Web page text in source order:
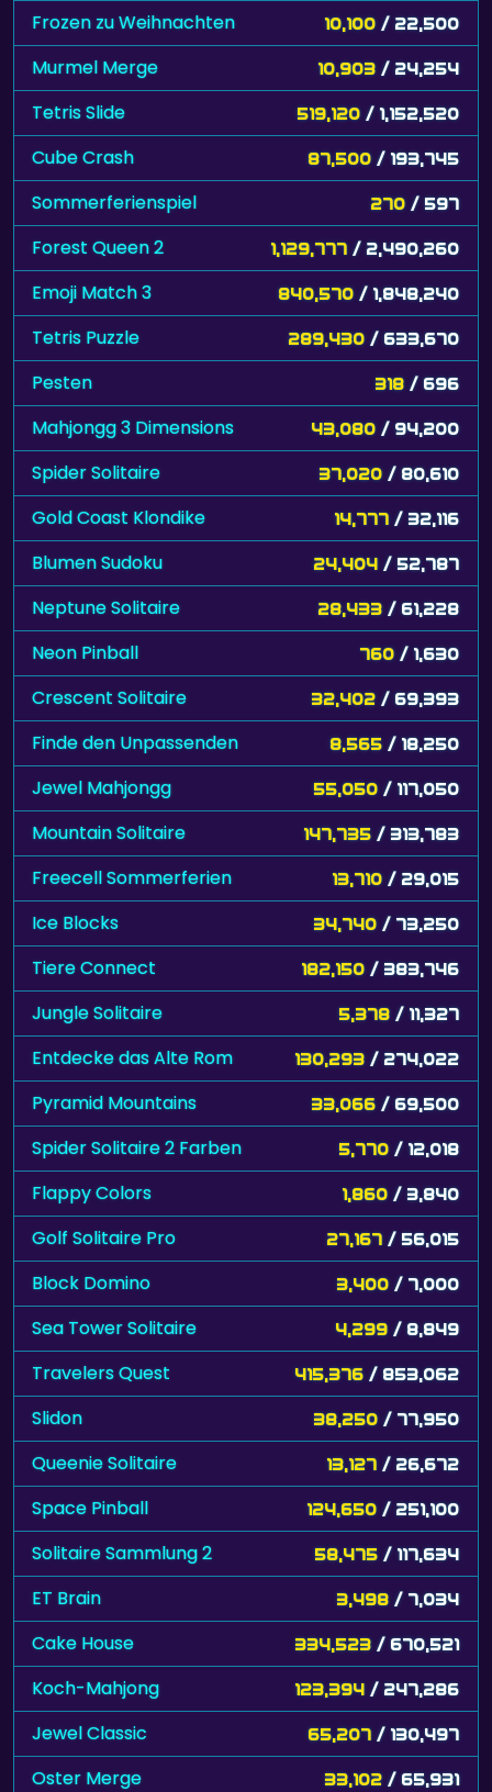
Frozen zu Weihnachten 10,100 / 22,500
Murmel Merge 10,903 / 24,254
Tetris Slide 519,120 / 1,152,520
Cube Crash 87,500 / 193,745
Sommerferienspiel 270 / 597
Forest Queen 2 1,129,777 / 2,490,260
Emoji Match 3 840,570 / 1,848,240
Tetris Puzzle 289,430 / 633,670
Pesten 318 / 696
Mahjongg 3 Dimensions 43,080 / 94,200
Spider Solitaire 37,020 / 80,610
Gold Coast Klondike 14,777 / 32,116
Blumen Sudoku 24,404 / 52,787
Neptune Solitaire 28,433 / 61,228
Neon Pinball 760 / 1,630
Crescent Solitaire 32,402 / 69,393
Finde den Unpassenden 8,565 / 18,250
Jewel Mahjongg 55,050 / 117,050
Mountain Solitaire 147,735 / 313,783
Freecell Sommerferien 13,710 / 29,015
Ice Blocks 34,740 / 73,250
Tiere Connect 182,150 / 383,746
Jungle Solitaire 5,378 / 11,327
Entdecke das Alte Rom 130,293 / 274,022
Pyramid Mountains 33,066 / 69,500
Spider Solitaire 2 Farben 5,770 / 12,018
Flappy Colors 1,860 / 3,840
Golf Solitaire Pro 27,167 / 56,015
Block Domino 3,400 / 7,000
Sea Tower Solitaire 4,299 / 8,849
Travelers Quest 415,376 / 853,062
Slidon 38,250 / 77,950
Queenie Solitaire 13,127 / 26,672
Space Pinball 124,650 / 251,100
Solitaire Sammlung 2 58,475 / 117,634
ET Brain 3,498 / 7,034
Cake House 334,523 / 670,521
Koch-Mahjong 123,394 / 247,286
Jewel Classic 65,207 / 130,497
Oster Merge 33,102 / 65,931